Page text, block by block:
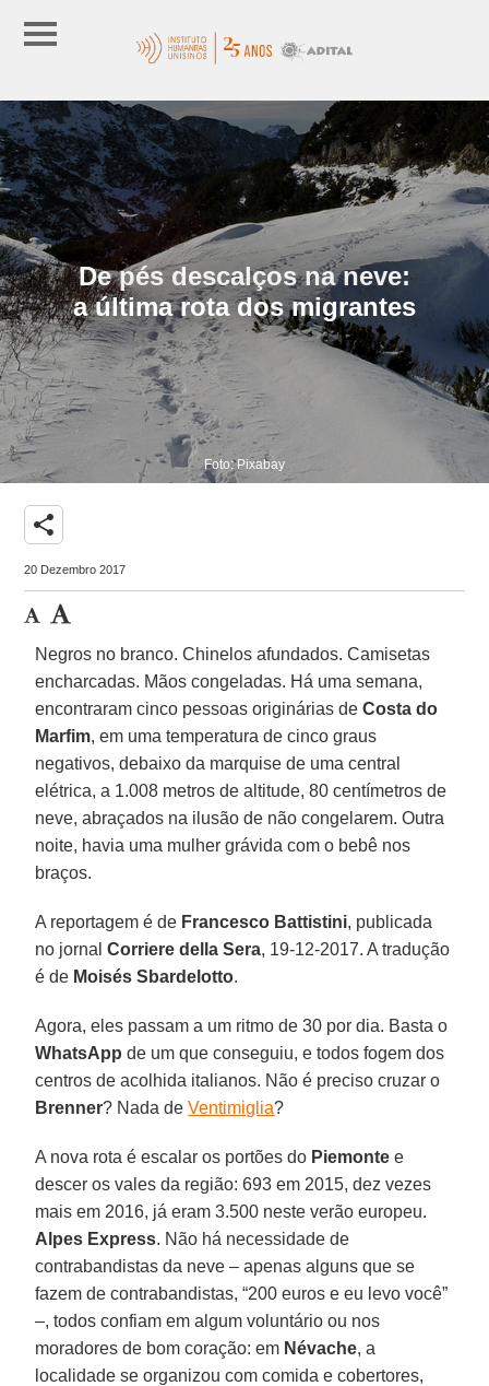
De pés descalços na neve:
a última rota dos migrantes
Foto: Pixabay
share
20 Dezembro 2017
Negros no branco. Chinelos afundados. Camisetas
encharcadas. Mãos congeladas. Há uma semana,
encontraram cinco pessoas originárias deCosta do
Marfim, em uma temperatura de cinco graus
negativos, debaixo da marquise de uma central
elétrica, a 1.008 metros de altitude, 80 centímetros de
neve, abraçados na ilusão de não congelarem. Outra
noite, havia uma mulher grávida com o bebê nos
braços.
A reportagem é de Francesco Battistini, publicada
no jornalCorriere della Sera, 19-12-2017. A tradução
é de Moisés Sbardelotto.
Agora, eles passam a um ritmo de 30 por dia. Basta o
WhatsApp de um que conseguiu, e todos fogem dos
centros de acolhida italianos. Não é preciso cruzar o
Brenner? Nada deVentimiglia?
A nova rota é escalar os portões do Piemonte e
descer os vales da região: 693 em 2015, dez vezes
mais em 2016, já eram 3.500 neste verão europeu.
Alpes Express. Não há necessidade de
contrabandistas da neve – apenas alguns que se
fazem de contrabandistas, “200 euros e eu levo você”
–, todos confiam em algum voluntário ou nos
moradores de bom coração: em Névache, a
localidade se organizou com comida e cobertores,